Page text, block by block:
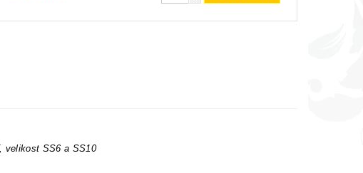
velikost SS6 a SS10